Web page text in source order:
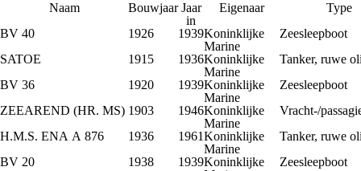
Naam
Bouwjaar Jaar
in
Eigenaar
Type
BV 40
1926 1939Koninklijke
Marine
Zeesleepboot
SATOE
1915 1936Koninklijke
Marine
Tanker, ruwe
BV 36
1920 1939Koninklijke
Marine
Zeesleepboot
ZEEAREND (HR. MS) 1903 1946Koninklijke
Marine
Vracht-/
H.M.S. ENA A 876
1936 1961Koninklijke
Marine
Tanker, ruwe
BV 20
1938 1939Koninklijke
Zeesleepboot